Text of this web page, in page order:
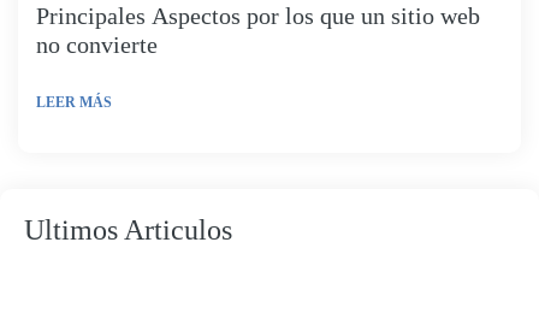
Principales Aspectos por los que un sitio web
no convierte
LEER MÁS
Ultimos Articulos